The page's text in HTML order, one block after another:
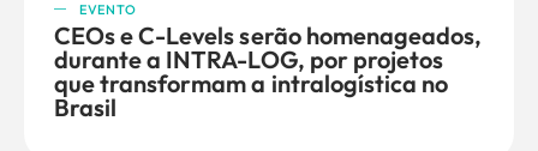
EVENTO
CEOs e C-Levels serão homenageados,
durante a INTRA-LOG, por projetos
que transformam a intralogística no
Brasil